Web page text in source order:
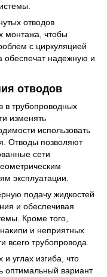
отводов
монтажа, чтобы
с циркуляцией
обеспечат надежную и
отводов
в трубопроводных
изменять
использовать
Отводы позволяют
сети
эксплуатации.
подачу жидкостей
и обеспечивая
Кроме того,
и неприятных
всего трубопровода.
углах изгиба, что
оптимальный вариант